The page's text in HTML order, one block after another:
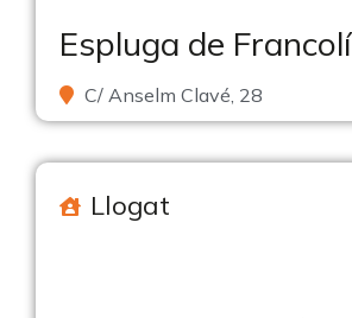
Espluga de Francolí
C/ Anselm Clavé, 28
Llogat